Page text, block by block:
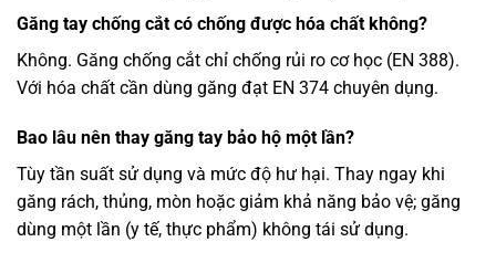
Găng tay chống cắt có chống được hóa chất không?
Không. Găng chống cắt chỉ chống rủi ro cơ học (EN 388).
Với hóa chất cần dùng găng đạt EN 374 chuyên dụng.
Bao lâu nên thay găng tay bảo hộ một lần?
Tùy tần suất sử dụng và mức độ hư hại. Thay ngay khi
găng rách, thủng, mòn hoặc giảm khả năng bảo vệ; găng
dùng một lần (y tế, thực phẩm) không tái sử dụng.